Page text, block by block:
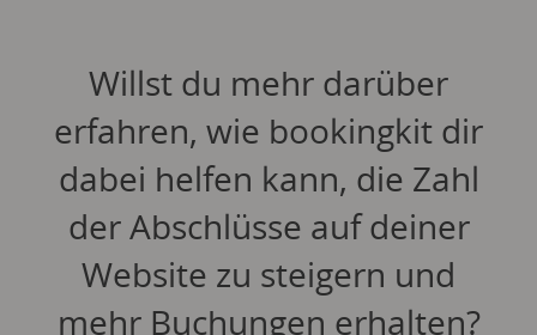
Willst du mehr darüber
erfahren, wie bookingkit dir
dabei helfen kann, die Zahl
der Abschlüsse auf deiner
Website zu steigern und
mehr Buchungen erhalten?